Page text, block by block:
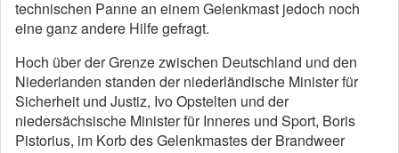
technischen Panne an einem Gelenkmast jedoch noch
eine ganz andere Hilfe gefragt.
Hoch über der Grenze zwischen Deutschland und den
Niederlanden standen der niederländische Minister für
Sicherheit und Justiz, Ivo Opstelten und der
niedersächsische Minister für Inneres und Sport, Boris
Pistorius, im Korb des Gelenkmastes der Brandweer